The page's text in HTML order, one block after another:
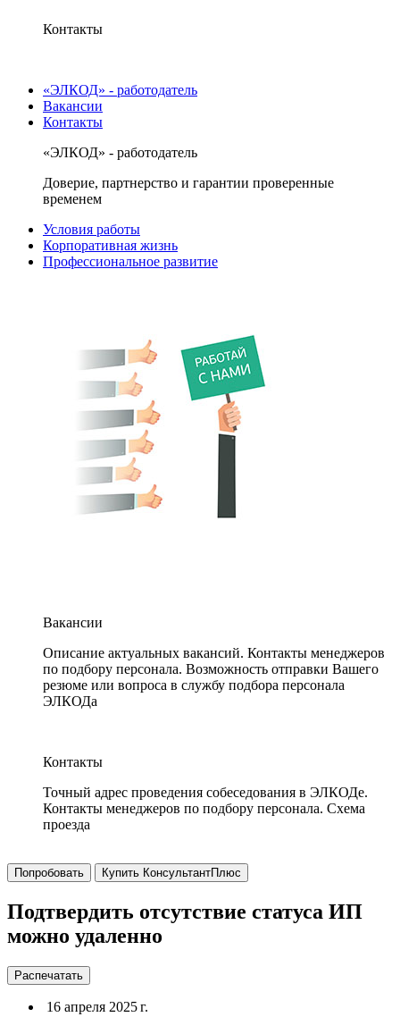
Контакты
«ЭЛКОД» - работодатель
Вакансии
Контакты
«ЭЛКОД» - работодатель
Доверие, партнерство и гарантии проверенные
временем
Условия работы
Корпоративная жизнь
Профессиональное развитие
Вакансии
Описание актуальных вакансий. Контакты менеджеров
по подбору персонала. Возможность отправки Вашего
резюме или вопроса в службу подбора персонала
ЭЛКОДа
Контакты
Точный адрес проведения собеседования в ЭЛКОДе.
Контакты менеджеров по подбору персонала. Схема
проезда
Попробовать Купить КонсультантПлюс
Подтвердить отсутствие статуса ИП
можно удаленно
Распечатать
16 апреля 2025 г.